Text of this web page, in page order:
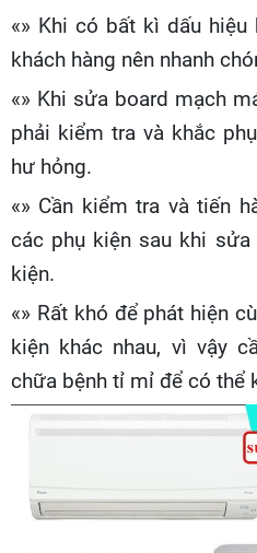
«» Khi có bất kì dấu
khách hàng nên nhanh
«» Khi sửa board mạch
phải kiểm tra và khắc
hư hỏng.
«» Cần kiểm tra và tiến
các phụ kiện sau khi
kiện.
«» Rất khó để phát hiện
kiện khác nhau, vì vậy
chữa bệnh tỉ mỉ để có thể